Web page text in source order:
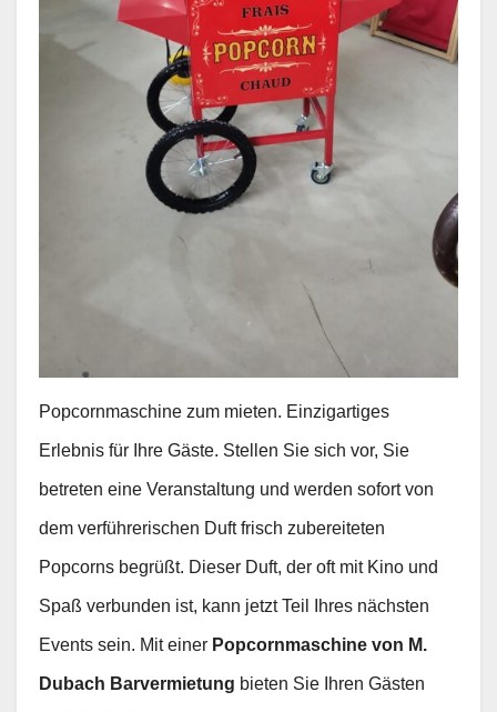
Popcornmaschine zum mieten. Einzigartiges
Erlebnis für Ihre Gäste. Stellen Sie sich vor, Sie
betreten eine Veranstaltung und werden sofort von
dem verführerischen Duft frisch zubereiteten
Popcorns begrüßt. Dieser Duft, der oft mit Kino und
Spaß verbunden ist, kann jetzt Teil Ihres nächsten
Events sein. Mit einer Popcornmaschine von M.
Dubach Barvermietung bieten Sie Ihren Gästen